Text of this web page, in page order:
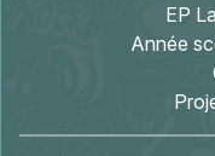
EP
Année